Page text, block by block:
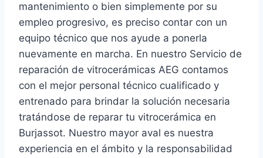
mantenimiento o bien simplemente por su
empleo progresivo, es preciso contar con un
equipo técnico que nos ayude a ponerla
nuevamente en marcha. En nuestro Servicio de
reparación de vitrocerámicas AEG contamos
con el mejor personal técnico cualificado y
entrenado para brindar la solución necesaria
tratándose de reparar tu vitrocerámica en
Burjassot. Nuestro mayor aval es nuestra
experiencia en el ámbito y la responsabilidad